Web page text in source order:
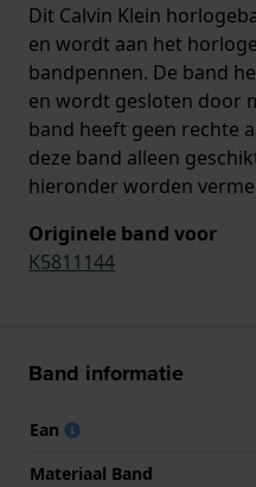
Dit Calvin Klein
en wordt aan het
bandpennen. De band
en wordt gesloten door
band heeft geen rechte
deze band alleen
hieronder worden
Originele band voor
K5811144
Band informatie
Ean
Materiaal Band